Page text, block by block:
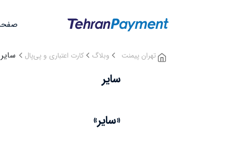
تهران پیمنت وبلاگ کارت‌ اعتباری و پی‌پال سایر
سایر
«سایر»